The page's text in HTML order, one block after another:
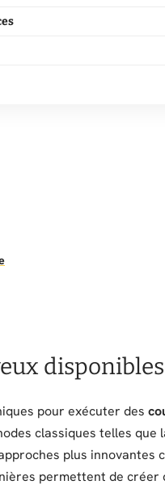
pour exécuter des
classiques telles que
plus innovantes
permettent de créer